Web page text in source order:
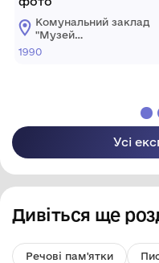
Комунальний заклад
"Музей
археологічних та
1990
Усі
Дивіться ще
Речові пам'ятки